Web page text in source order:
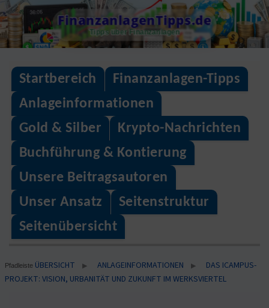
Skip
to
content
FinanzanlagenTipps.de
Tipps über Finanzanlagen
Startbereich
Finanzanlagen-Tipps
Anlageinformationen
Gold & Silber
Krypto-Nachrichten
Buchführung & Kontierung
Unsere Beitragsautoren
Unser Ansatz
Seitenstruktur
Seitenübersicht
Pfadleiste ÜBERSICHT ▶ ANLAGEINFORMATIONEN ▶
DAS ICAMPUS-
PROJEKT: VISION, URBANITÄT UND ZUKUNFT IM WERKSVIERTEL